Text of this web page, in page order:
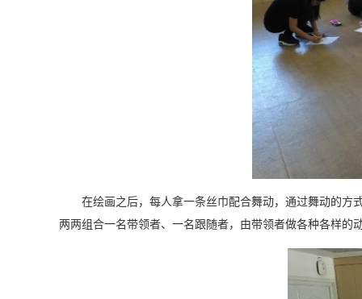
在绘画之后，每人拿一条丝巾配合舞动，通过舞动的方
两两组合一名带领者、一名跟随者，由带领者做各种各样的